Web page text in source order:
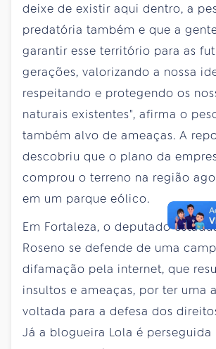
deixe de existir aqui dentro, a
predatória também e que a
garantir esse território para as
gerações, valorizando a nossa
respeitando e protegendo os
naturais existentes", afirma o
também alvo de ameaças. A
descobriu que o plano da
comprou o terreno na região
em um parque eólico.
Em Fortaleza, o deputado
Roseno se defende de uma
difamação pela internet, que
insultos e ameaças, por ter uma
voltada para a defesa dos
Já a blogueira Lola é perseguida